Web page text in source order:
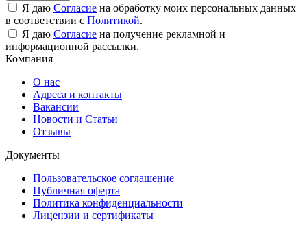
Я даю Согласие на обработку моих персональных данных
в соответствии с Политикой.
Я даю Согласие на получение рекламной и
информационной рассылки.
Компания
О нас
Адреса и контакты
Вакансии
Новости и Статьи
Отзывы
Документы
Пользовательское соглашение
Публичная оферта
Политика конфиденциальности
Лицензии и сертификаты